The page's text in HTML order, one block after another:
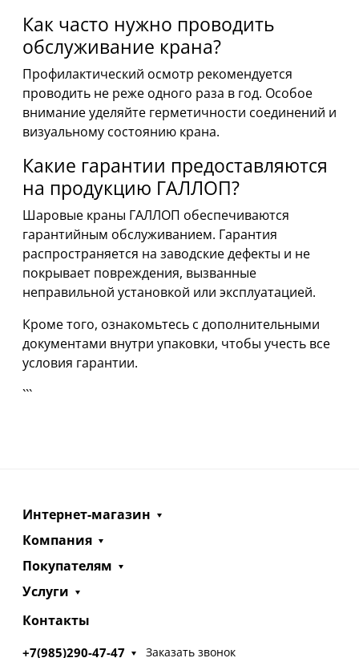
Как часто нужно проводить
обслуживание крана?
Профилактический осмотр рекомендуется
проводить не реже одного раза в год. Особое
внимание уделяйте герметичности соединений и
визуальному состоянию крана.
Какие гарантии предоставляются
на продукцию ГАЛЛОП?
Шаровые краны ГАЛЛОП обеспечиваются
гарантийным обслуживанием. Гарантия
распространяется на заводские дефекты и не
покрывает повреждения, вызванные
неправильной установкой или эксплуатацией.
Кроме того, ознакомьтесь с дополнительными
документами внутри упаковки, чтобы учесть все
условия гарантии.
```
Интернет-магазин
Компания
Покупателям
Услуги
Контакты
+7(985)290-47-47 Заказать звонок